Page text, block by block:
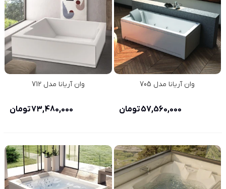
وان آریانا مدل 705
57,560,000 تومان
وان آریانا مدل 712
73,480,000 تومان